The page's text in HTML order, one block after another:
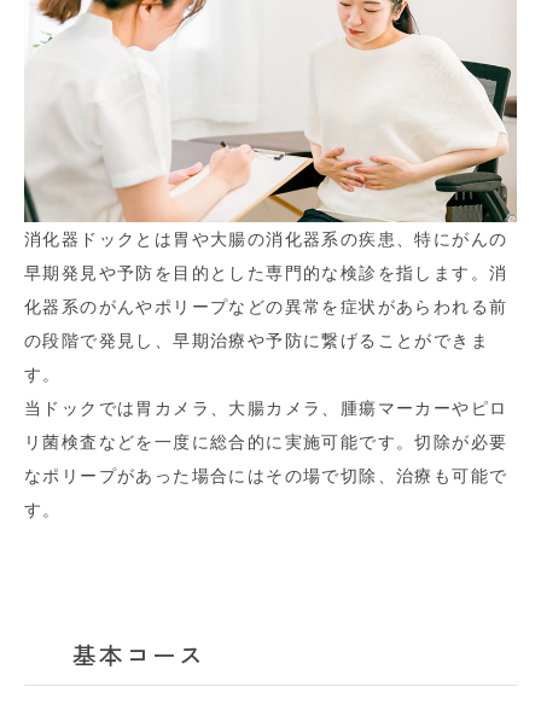
消化器ドックとは胃や大腸の消化器系の疾患、特にがんの
早期発見や予防を目的とした専門的な検診を指します。消
化器系のがんやポリープなどの異常を症状があらわれる前
の段階で発見し、早期治療や予防に繋げることができま
す。
当ドックでは胃カメラ、大腸カメラ、腫瘍マーカーやピロ
リ菌検査などを一度に総合的に実施可能です。切除が必要
なポリープがあった場合にはその場で切除、治療も可能で
す。
基本コース